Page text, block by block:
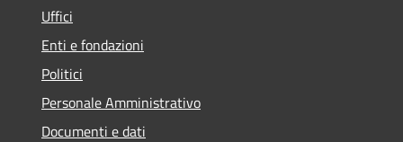
Uffici
Enti e fondazioni
Politici
Personale Amministrativo
Documenti e dati